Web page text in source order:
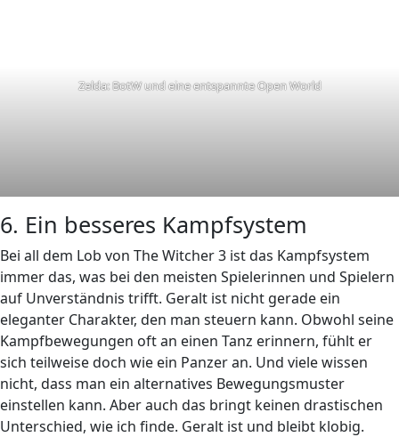
Zelda: BotW und eine entspannte Open World
6. Ein besseres Kampfsystem
Bei all dem Lob von The Witcher 3 ist das Kampfsystem
immer das, was bei den meisten Spielerinnen und Spielern
auf Unverständnis trifft. Geralt ist nicht gerade ein
eleganter Charakter, den man steuern kann. Obwohl seine
Kampfbewegungen oft an einen Tanz erinnern, fühlt er
sich teilweise doch wie ein Panzer an. Und viele wissen
nicht, dass man ein alternatives Bewegungsmuster
einstellen kann. Aber auch das bringt keinen drastischen
Unterschied, wie ich finde. Geralt ist und bleibt klobig.